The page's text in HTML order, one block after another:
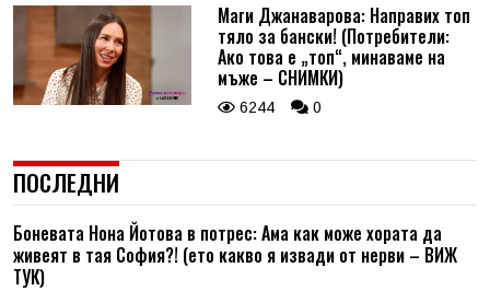
Маги Джанаварова: Направих топ
тяло за бански! (Потребители:
Ако това е „топ“, минаваме на
мъже – СНИМКИ)
6244 0
ПОСЛЕДНИ
Боневата Нона Йотова в потрес: Ама как може хората да
живеят в тая София?! (ето какво я извади от нерви – ВИЖ
ТУК)